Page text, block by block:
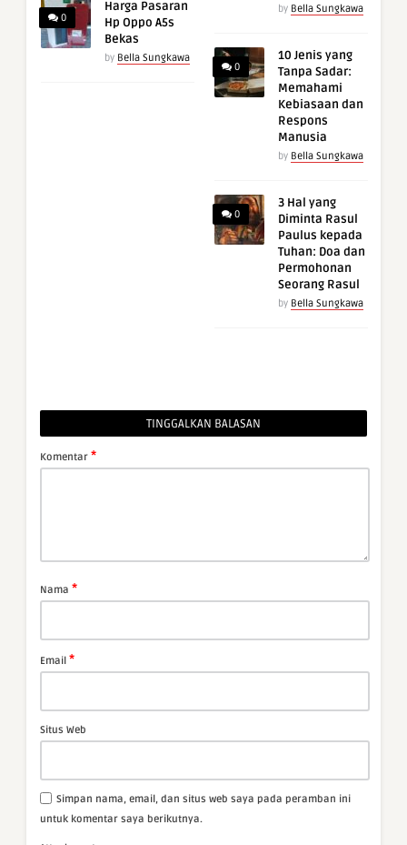
0
Harga Pasaran
Hp Oppo A5s
Bekas
by Bella Sungkawa
by Bella Sungkawa
0
10 Jenis yang
Tanpa Sadar:
Memahami
Kebiasaan dan
Respons
Manusia
by Bella Sungkawa
0
3 Hal yang
Diminta Rasul
Paulus kepada
Tuhan: Doa dan
Permohonan
Seorang Rasul
by Bella Sungkawa
TINGGALKAN BALASAN
Komentar *
Nama *
Email *
Situs Web
Simpan nama, email, dan situs web saya pada peramban ini
untuk komentar saya berikutnya.